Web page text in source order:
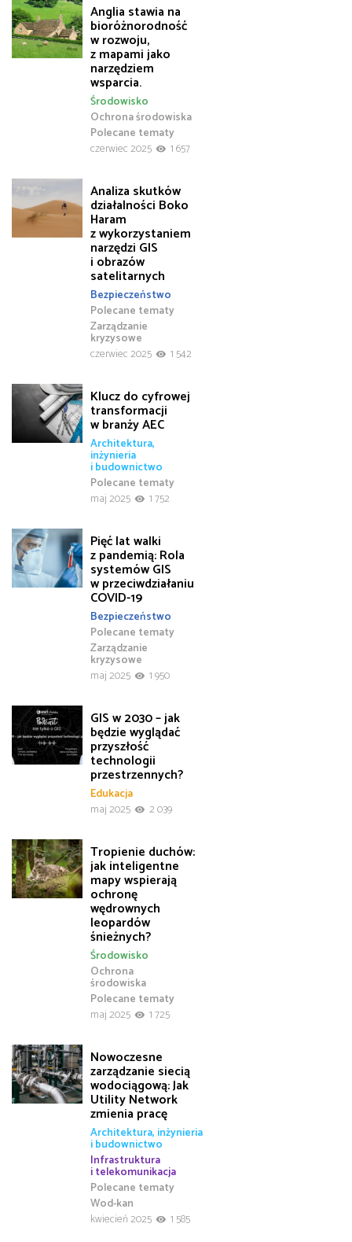
Anglia stawia na
bioróżnorodność
w rozwoju,
z mapami jako
narzędziem
wsparcia.
Ochrona środowiska
Polecane tematy
Środowisko
czerwiec 2025 1 657
Analiza skutków
działalności Boko
Haram
z wykorzystaniem
narzędzi GIS
i obrazów
satelitarnych
Bezpieczeństwo
Polecane tematy
Zarządzanie
kryzysowe
czerwiec 2025
1 542
Klucz do cyfrowej
transformacji
w branży AEC
Architektura,
inżynieria
i budownictwo
Polecane tematy
maj 2025
1 752
Pięć lat walki
z pandemią: Rola
systemów GIS
w przeciwdziałaniu
COVID-19
Bezpieczeństwo
Polecane tematy
Zarządzanie
kryzysowe
maj 2025
1 950
GIS w 2030 – jak
będzie wyglądać
przyszłość
technologii
przestrzennych?
Edukacja
maj 2025
2 039
Tropienie duchów:
jak inteligentne
mapy wspierają
ochronę
wędrownych
leopardów
śnieżnych?
Ochrona
środowiska
Polecane tematy
Środowisko
maj 2025 1 725
Nowoczesne
zarządzanie siecią
wodociągową: Jak
Utility Network
zmienia pracę
Architektura, inżynieria
i budownictwo
Infrastruktura
i telekomunikacja
Polecane tematy
Wod-kan
kwiecień 2025
1 585